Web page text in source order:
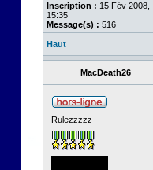
Inscription : 15 Fév 2008,
15:35
Message(s) : 516
Haut
MacDeath26
Rulezzzzz